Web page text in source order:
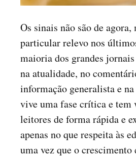
Os sinais não são de agora,
particular relevo nos
maioria dos grandes
na atualidade, no
informação generalista e
vive uma fase crítica e tem
leitores de forma rápida e
apenas no que respeita às
uma vez que o